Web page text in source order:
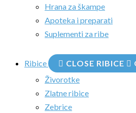
Hrana za škampe
Apoteka i preparati
Suplementi za ribe
Ribice CLOSE RIBICE
Živorotke
Zlatne ribice
Zebrice